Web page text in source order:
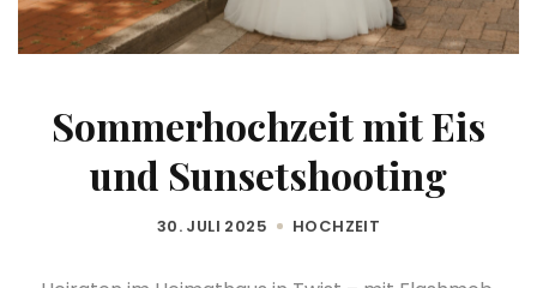
Sommerhochzeit mit Eis
und Sunsetshooting
30. JULI 2025 HOCHZEIT